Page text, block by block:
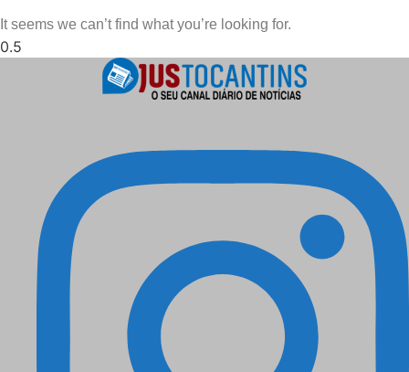
It seems we can’t find what you’re looking for.